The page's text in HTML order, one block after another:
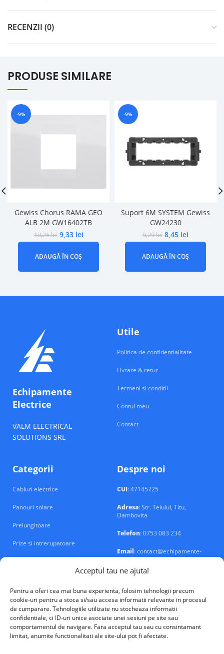
Acceptul tau ne ajuta!
Pentru a oferi cea mai buna experienta, folosim tehnologii precum
cookie-uri pentru a stoca si/sau accesa informatii relevante in procesul
de cumparare. Tehnologiile utilizate nu stocheaza informatii
confidentiale, ci ID-uri unice asociate unei sesiuni pe site sau
comportamentul de navigare. Fara acceptul tau sau cu consintamant
limitat, anumite functionalitati ale site-ului pot fi afectate.
RECENZII (0)
PRODUSE SIMILARE
-9%
Gewiss Chorus RAMA GEO
ALB 2M GW16402TB
10,26lei 9,33 lei
ADAUGĂ ÎN COȘ
-9%
Suport 6M SYSTEM Gewiss
GW24230
9,29lei 8,45 lei
ADAUGĂ ÎN COȘ
Echipamente
Electrice
VALM ELECTRICAL
SOLUTIONS SRL
Utile
Politica de confidentialitate
Livrare & retur
Termeni si conditii
Contul meu
Contact
Categorii
Cabluri electrice
Panouri solare
Prelungitoare
Prize si intrerupatoare
Despre noi
CUI: 47145725
Adresa: Str. Teiului, Titu,
Dambovita
Telefon: 0753 083 234
Email: contact@echipamente-
electrice.ro
VALM Electrical Solutions © 2026